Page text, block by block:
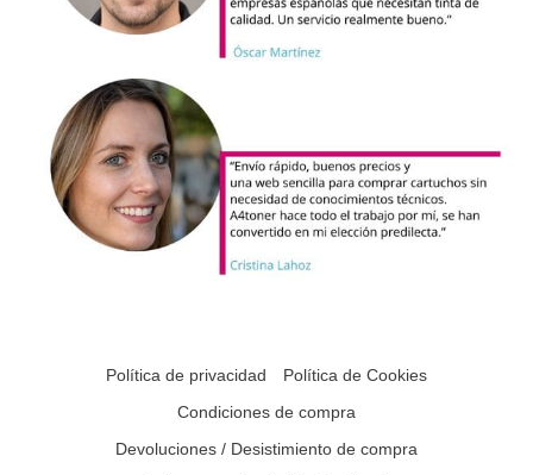
Política de privacidad
Política de Cookies
Condiciones de compra
Devoluciones / Desistimiento de compra